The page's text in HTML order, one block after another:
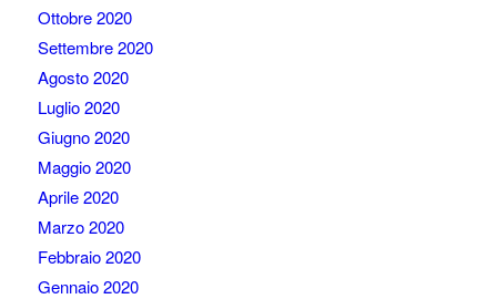
Ottobre 2020
Settembre 2020
Agosto 2020
Luglio 2020
Giugno 2020
Maggio 2020
Aprile 2020
Marzo 2020
Febbraio 2020
Gennaio 2020